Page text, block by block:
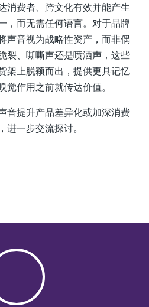
消费者、跨文化有效并能产生
，而无需任何语言。对于品牌
声音视为战略性资产，而非偶
裂、嘶嘶声还是喷洒声，这些
架上脱颖而出，提供更具记忆
作用之前就传达价值。
音提升产品差异化或加深消费
一步交流探讨。